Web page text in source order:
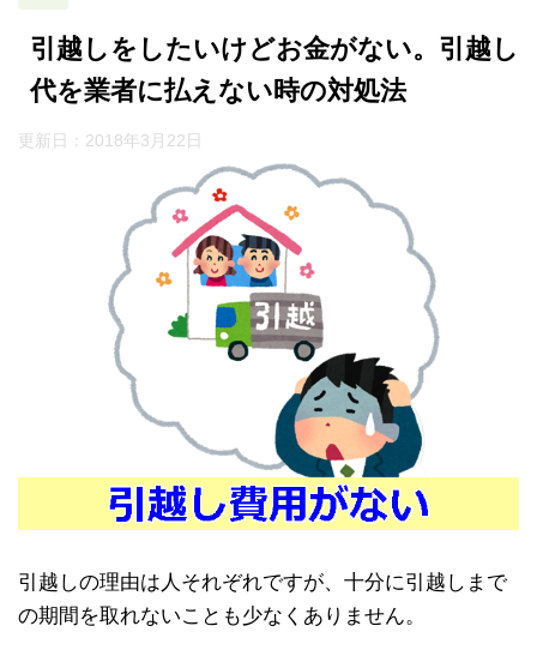
引越しをしたいけどお金がない。引越し
代を業者に払えない時の対処法
更新日： 2018年3月22日
引越しの理由は人それぞれですが、十分に引越しまで
の期間を取れないことも少なくありません。